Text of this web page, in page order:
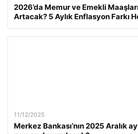
2026’da Memur ve Emekli
Artacak? 5 Aylık Enflasyon Farkı
11/12/2025
Merkez Bankası’nın 2025 Aralık